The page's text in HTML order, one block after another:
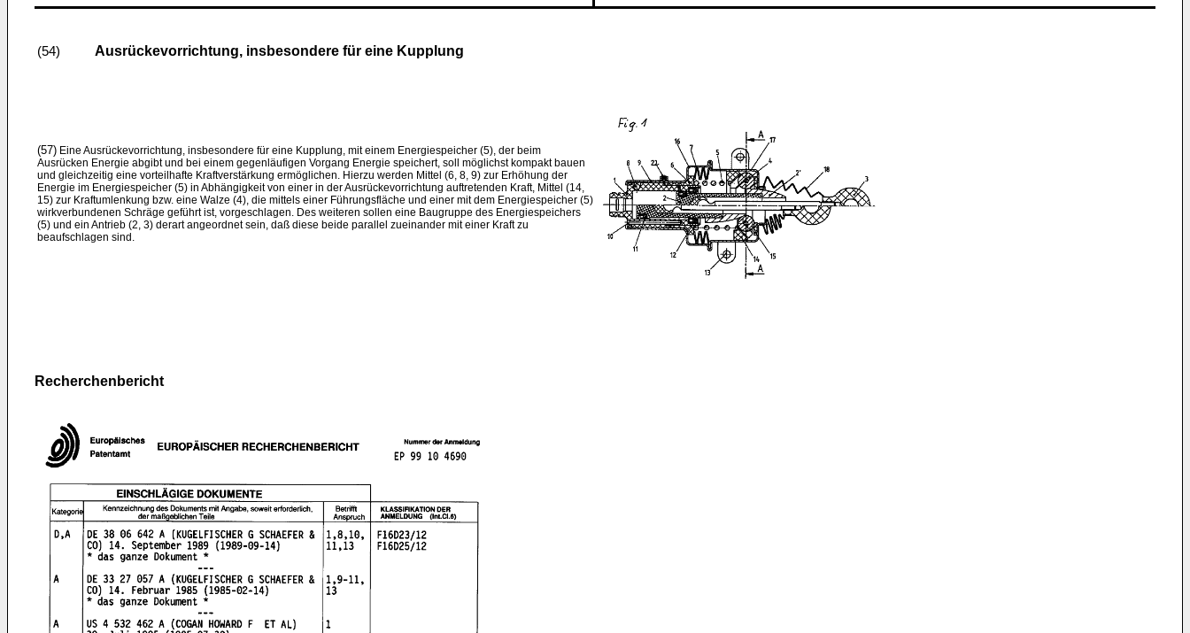
(54) Ausrückevorrichtung, insbesondere für eine Kupplung
(57) Eine Ausrückevorrichtung, insbesondere für eine Kupplung, mit einem Energiespeicher (5), der beim
Ausrücken Energie abgibt und bei einem gegenläufigen Vorgang Energie speichert, soll möglichst kompakt bauen
und gleichzeitig eine vorteilhafte Kraftverstärkung ermöglichen. Hierzu werden Mittel (6, 8, 9) zur Erhöhung der
Energie im Energiespeicher (5) in Abhängigkeit von einer in der Ausrückevorrichtung auftretenden Kraft, Mittel (14,
15) zur Kraftumlenkung bzw. eine Walze (4), die mittels einer Führungsfläche und einer mit dem Energiespeicher (5)
wirkverbundenen Schräge geführt ist, vorgeschlagen. Des weiteren sollen eine Baugruppe des Energiespeichers
(5) und ein Antrieb (2, 3) derart angeordnet sein, daß diese beide parallel zueinander mit einer Kraft zu
beaufschlagen sind.
Recherchenbericht